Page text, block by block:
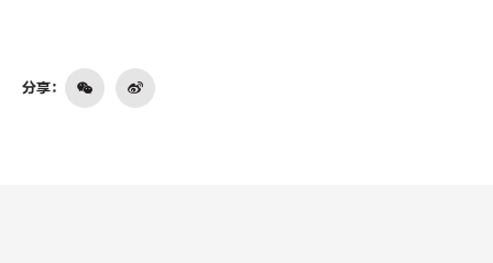
分享：